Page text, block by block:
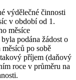
výdělečné činnosti
v období od 1.
měsíce
podána žádost o
po sobě
příjem (daňový
roce v průměru na